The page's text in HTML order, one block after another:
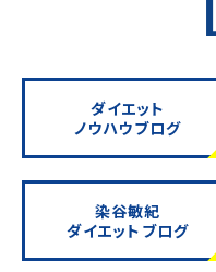
ダイエット
ノウハウブログ
染谷敏紀
ダイエットブログ